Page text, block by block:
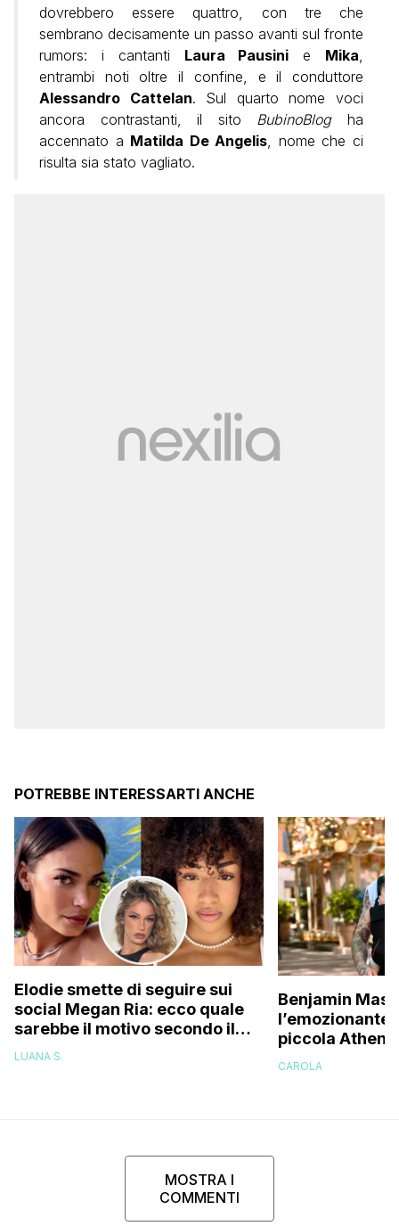
dovrebbero essere quattro, con tre che
sembrano decisamente un passo avanti sul fronte
rumors: i cantanti Laura Pausini e Mika,
entrambi noti oltre il confine, e il conduttore
Alessandro Cattelan. Sul quarto nome voci
ancora contrastanti, il sito BubinoBlogha
accennato a Matilda De Angelis, nome che ci
risulta sia stato vagliato.
POTREBBE INTERESSARTI ANCHE
Elodie smette di seguire sui
social Megan Ria: ecco quale
sarebbe il motivo secondo il
web (e c’entra Franceska)
LUANA S.
Benjamin
l’emozionante
piccola
una figlia,
CAROLA
MOSTRA I
COMMENTI